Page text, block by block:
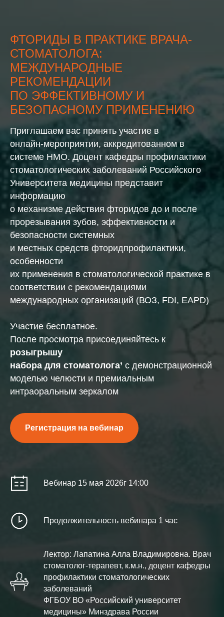
ФТОРИДЫ В ПРАКТИКЕ ВРАЧА-
СТОМАТОЛОГА:
МЕЖДУНАРОДНЫЕ
РЕКОМЕНДАЦИИ
ПО ЭФФЕКТИВНОМУ И
БЕЗОПАСНОМУ ПРИМЕНЕНИЮ
Приглашаем вас принять участие в
онлайн‑мероприятии, аккредитованном в
системе НМО. Доцент кафедры профилактики
стоматологических заболеваний Российского
Университета медицины представит
информацию
о механизме действия фторидов до и после
прорезывания зубов, эффективности и
безопасности системных
и местных средств фторидпрофилактики,
особенности
их применения в стоматологической практике в
соответствии с рекомендациями
международных организаций (ВОЗ, FDI, EAPD)
Участие бесплатное.
После просмотра присоединяйтесь к
розыгрышу
набора для стоматолога’ с демонстрационной
моделью челюсти и премиальным
интраоральным зеркалом
Регистрация на вебинар
Вебинар 15 мая 2026г 14:00
Продолжительность вебинара 1 час
Лектор: Лапатина Алла Владимировна. Врач
стоматолог-терапевт, к.м.н., доцент кафедры
профилактики стоматологических
заболеваний
ФГБОУ ВО «Российский университет
медицины» Минздрава России